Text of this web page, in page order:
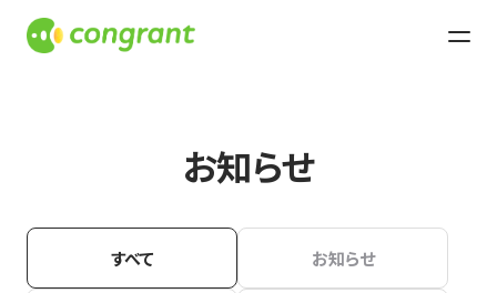
お知らせ
すべて お知らせ